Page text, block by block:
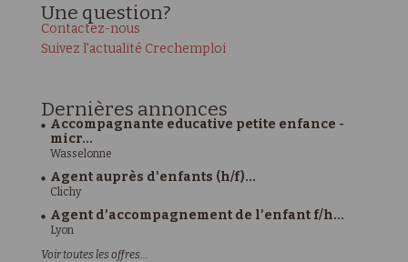
Une question?
Contactez-nous
Suivez l'actualité Crechemploi
Dernières annonces
Accompagnante educative petite enfance -
micr...
Wasselonne
Agent auprès d'enfants (h/f)...
Clichy
Agent d’accompagnement de l’enfant f/h...
Lyon
Voir toutes les offres...